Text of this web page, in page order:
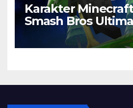
Karakter
Smash Bros